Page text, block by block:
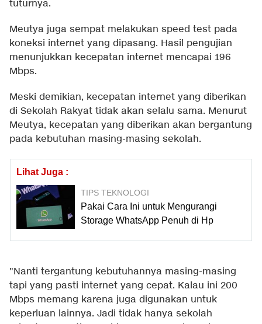
tuturnya.
Meutya juga sempat melakukan speed test pada
koneksi internet yang dipasang. Hasil pengujian
menunjukkan kecepatan internet mencapai 196
Mbps.
Meski demikian, kecepatan internet yang diberikan
di Sekolah Rakyat tidak akan selalu sama. Menurut
Meutya, kecepatan yang diberikan akan bergantung
pada kebutuhan masing-masing sekolah.
Lihat Juga :
TIPS TEKNOLOGI
Pakai Cara Ini untuk Mengurangi
Storage WhatsApp Penuh di Hp
"Nanti tergantung kebutuhannya masing-masing
tapi yang pasti internet yang cepat. Kalau ini 200
Mbps memang karena juga digunakan untuk
keperluan lainnya. Jadi tidak hanya sekolah